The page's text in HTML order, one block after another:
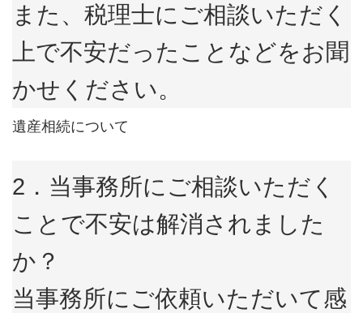
また、税理士にご相談いただく
上で不安だったことなどをお聞
かせください。
遺産相続について
2．当事務所にご相談いただく
ことで不安は解消されました
か？
当事務所にご依頼いただいて感